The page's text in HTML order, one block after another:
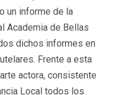
un informe de la
Academia de Bellas
dichos informes en
Frente a esta
actora, consistente
Local todos los